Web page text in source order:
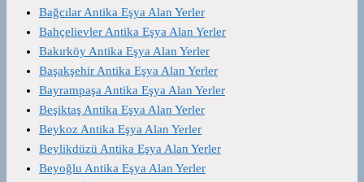
Bağcılar Antika Eşya Alan Yerler
Bahçelievler Antika Eşya Alan Yerler
Bakırköy Antika Eşya Alan Yerler
Başakşehir Antika Eşya Alan Yerler
Bayrampaşa Antika Eşya Alan Yerler
Beşiktaş Antika Eşya Alan Yerler
Beykoz Antika Eşya Alan Yerler
Beylikdüzü Antika Eşya Alan Yerler
Beyoğlu Antika Eşya Alan Yerler